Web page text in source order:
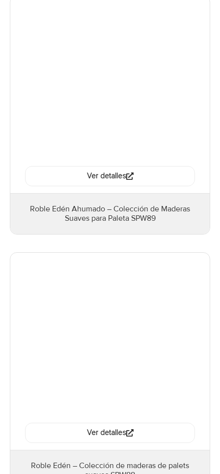
Ver detalles
Roble Edén Ahumado – Colección de Maderas
Suaves para Paleta SPW89
Ver detalles
Roble Edén – Colección de maderas de palets